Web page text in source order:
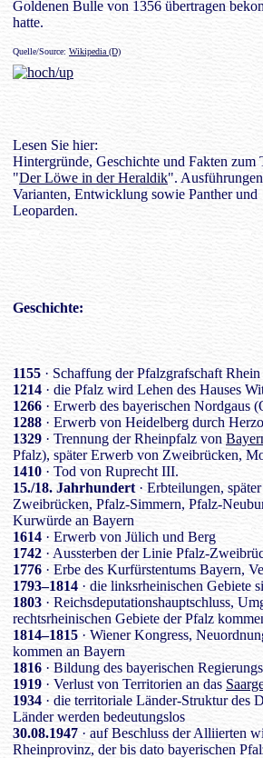
Goldenen Bulle von 1356 übertragen
hatte.
Quelle/Source: Wikipedia (D)
Lesen Sie hier:
Hintergründe, Geschichte und Fakten zum
"Der Löwe in der Heraldik".
Varianten, Entwicklung sowie Panther und
Leoparden.
Geschichte:
1155 · Schaffung der Pfalzgrafschaft
1214 · die Pfalz wird Lehen des Hauses
1266 · Erwerb des bayerischen
1288 · Erwerb von Heidelberg durch
1329 · Trennung der Rheinpfalz von
Pfalz), später Erwerb von Zweibrücken,
1410 · Tod von Ruprecht III.
15./18. Jahrhundert · Erbteilungen,
Zweibrücken, Pfalz-Simmern, Pfalz-
Kurwürde an Bayern
1614 · Erwerb von Jülich und Berg
1742 · Aussterben der Linie Pfalz-
1776 · Erbe des Kurfürstentums Bayern,
1793–1814 · die linksrheinischen Gebiete
1803 · Reichsdeputationshauptschluss,
rechtsrheinischen Gebiete der Pfalz
1814–1815 · Wiener Kongress,
kommen an Bayern
1816 · Bildung des bayerischen
1919 · Verlust von Territorien an das
1934 · die territoriale Länder-Struktur des
Länder werden bedeutungslos
30.08.1947 · auf Beschluss der Alliierten
Rheinprovinz, der bis dato bayerischen